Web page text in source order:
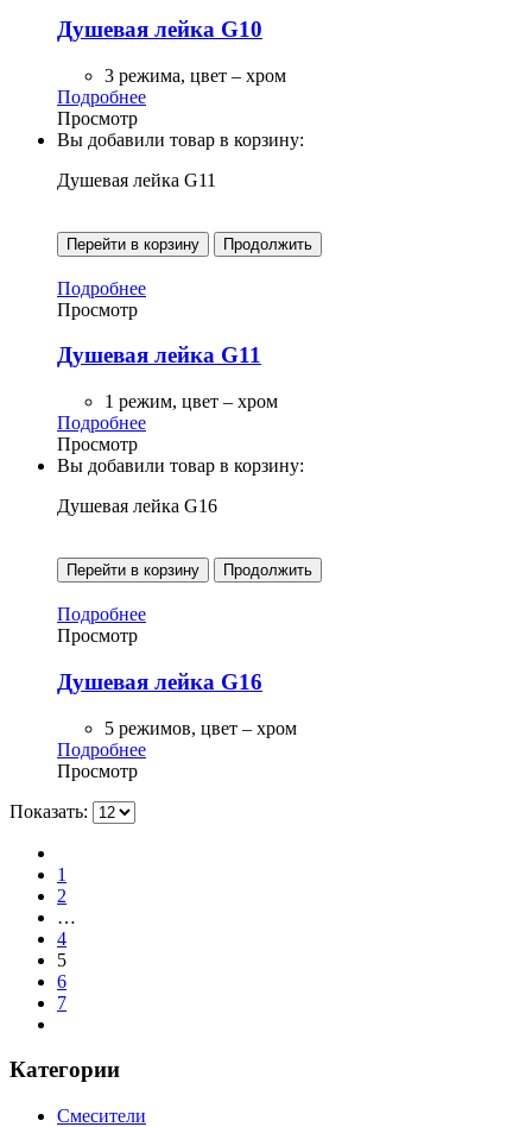
Душевая лейка G10
3 режима, цвет – хром
Подробнее
Просмотр
Вы добавили товар в корзину:
Душевая лейка G11
Перейти в корзину Продолжить
Подробнее
Просмотр
Душевая лейка G11
1 режим, цвет – хром
Подробнее
Просмотр
Вы добавили товар в корзину:
Душевая лейка G16
Перейти в корзину Продолжить
Подробнее
Просмотр
Душевая лейка G16
5 режимов, цвет – хром
Подробнее
Просмотр
Показать:
1
2
…
4
5
6
7
Категории
Смесители